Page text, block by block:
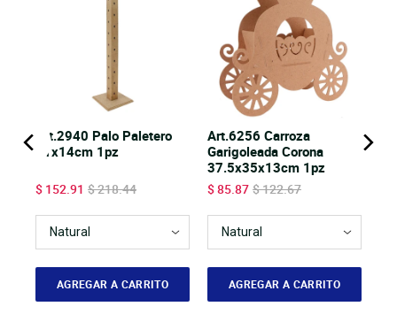
Art.2940 Palo Paletero
61x14cm 1pz
Sale price
$ 152.91 Original price
$ 218.44
AGREGAR A CARRITO
Art.6256 Carroza
Garigoleada Corona
37.5x35x13cm 1pz
Sale price
$ 85.87 Original price
$ 122.67
AGREGAR A CARRITO